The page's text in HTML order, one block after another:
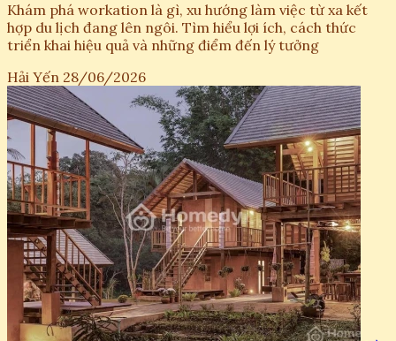
Khám phá workation là gì, xu hướng làm việc từ xa kết
hợp du lịch đang lên ngôi. Tìm hiểu lợi ích, cách thức
triển khai hiệu quả và những điểm đến lý tưởng
Hải Yến 28/06/2026